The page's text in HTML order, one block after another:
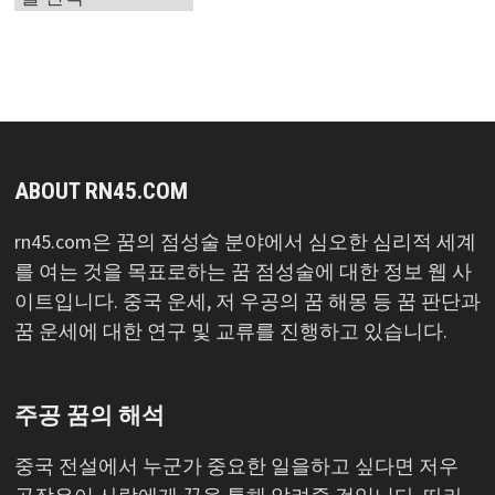
ABOUT RN45.COM
rn45.com은 꿈의 점성술 분야에서 심오한 심리적 세계
를 여는 것을 목표로하는 꿈 점성술에 대한 정보 웹 사
이트입니다. 중국 운세, 저 우공의 꿈 해몽 등 꿈 판단과
꿈 운세에 대한 연구 및 교류를 진행하고 있습니다.
주공 꿈의 해석
중국 전설에서 누군가 중요한 일을하고 싶다면 저우